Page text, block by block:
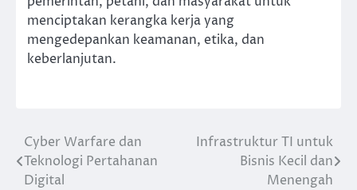
menciptakan kerangka kerja yang
mengedepankan keamanan, etika, dan
keberlanjutan.
Navigasi
pos
Cyber Warfare dan
Teknologi Pertahanan
Digital
Infrastruktur TI untuk
Bisnis Kecil dan
Menengah